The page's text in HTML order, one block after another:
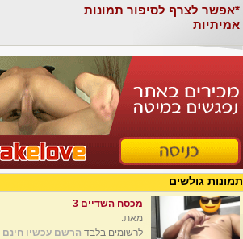
*אפשר לצרף לסיפור תמונות
אמיתיות
תמונות גולשים
מכסח השדיים 3
מאת:
לרשומים בלבד הרשם עכשיו חינם